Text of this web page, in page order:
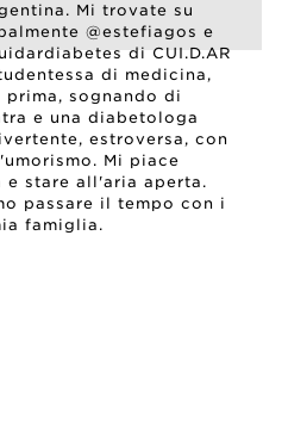
Mi trovate su
@estefiagos e
di CUI.D.AR
di medicina,
prima, sognando di
e una diabetologa
estroversa, con
Mi piace
e stare all'aria aperta.
passare il tempo con i
famiglia.